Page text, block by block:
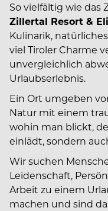
So vielfältig wie das
Zillertal Resort &
Kulinarik,
viel Tiroler Charme
unvergleichlich
Urlaubserlebnis.
Ein Ort umgeben
Natur mit einem
wohin man blickt,
einlädt, sondern
Wir suchen
Leidenschaft,
Arbeit zu einem
machen und sind